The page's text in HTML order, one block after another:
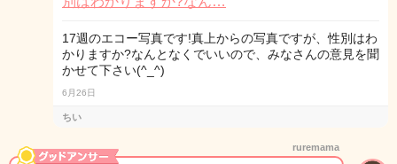
17週のエコー写真です!真上からの写真ですが、性別はわ
かりますか?なんとなくでいいので、みなさんの意見を聞
かせて下さい(^_^)
6月26日
ちい
ruremama